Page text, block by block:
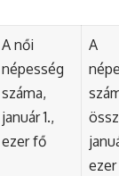
A női
népesség
száma,
január 1.,
ezer fő
A